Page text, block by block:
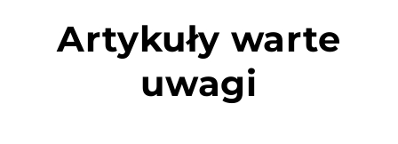
Artykuły warte
uwagi